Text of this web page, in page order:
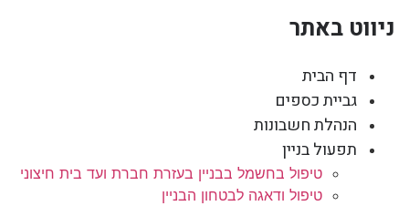
ניווט באתר
דף הבית
גביית כספים
הנהלת חשבונות
תפעול בניין
טיפול בחשמל בבניין בעזרת חברת ועד בית חיצוני
טיפול ודאגה לבטחון הבניין